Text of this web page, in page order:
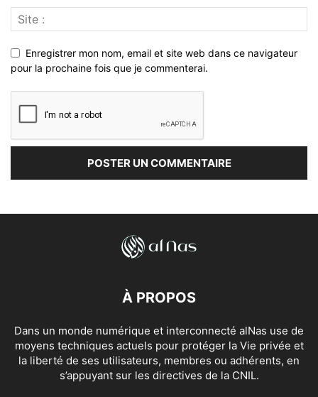
Enregistrer mon nom, email et site web dans ce navigateur
pour la prochaine fois que je commenterai.
À PROPOS
Dans un monde numérique et interconnecté alNas use de
moyens techniques actuels pour protéger la Vie privée et
la liberté de ses utilisateurs, membres ou adhérents, en
s’appuyant sur les directives de la CNIL.